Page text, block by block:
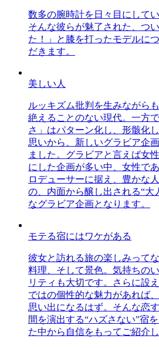
数多の腕時計を日々目にして
そんな彼らが魅了された、つ
た！」と膝を打ったモデルに
だきます。
美しい人
ルッキズム批判を生みながら
絶えることのない現代。一方
さ」はパターン化し、形骸化
思いから、新しいグラビア企
ました。グラビアと言えば女
にした企画が多い中、女性で
ロデューサーに据え、豊かな
の、内面から醸し出される“大
なグラビア企画となります。
モテる宿にはワケがある
彼女と訪れる旅の楽しみって
料理、そして景色。気持ちの
リティも大切です。さらに設
ではの個性的な魅力があれば
思い出になるはず。そんな恋
間を演出する“ハズさない”宿
た中から自信をもってご紹介し